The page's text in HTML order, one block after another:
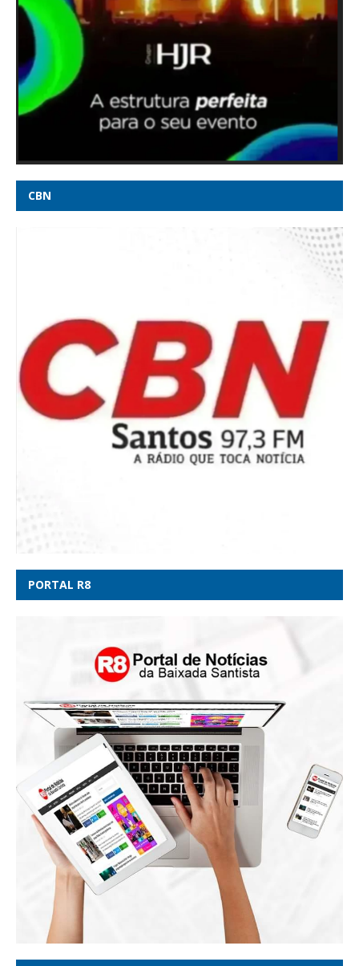
Após idas e vindas de Cleitinho, Republicanos anuncia que terá
candidatura própria em MG - Rádio Itatiaia
Tarifaço, visto de embaixadora e guerra da Ucrânia: o que
pode entrar na conversa entre Lula e Trump -
oglobo.globo.com
Lula e Alcolumbre deixam 6 X 1 para depois das eleições -
Poder360
Veja quem são os candidatos ao Senado por Minas Gerais em
STJ condena Marco Buzzi à perda do cargo, diz advogado de
CBN
PORTAL R8